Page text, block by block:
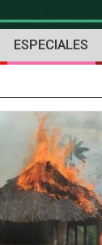
ESPECIALES